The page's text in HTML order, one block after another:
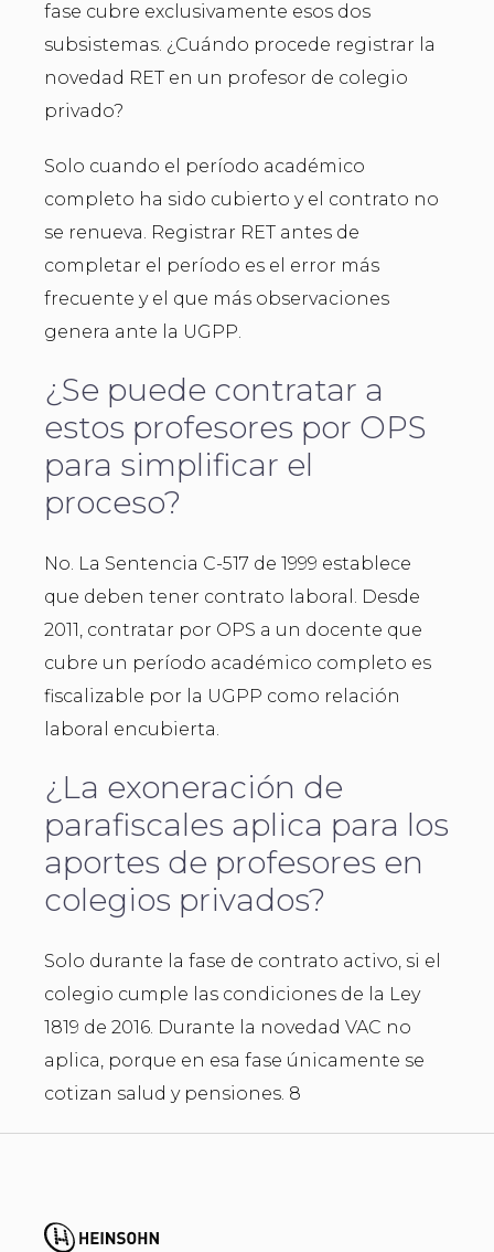
fase cubre exclusivamente esos dos
subsistemas. ¿Cuándo procede registrar la
novedad RET en un profesor de colegio
privado?
Solo cuando el período académico
completo ha sido cubierto y el contrato no
se renueva. Registrar RET antes de
completar el período es el error más
frecuente y el que más observaciones
genera ante la UGPP.
¿Se puede contratar a
estos profesores por OPS
para simplificar el
proceso?
No. La Sentencia C-517 de 1999 establece
que deben tener contrato laboral. Desde
2011, contratar por OPS a un docente que
cubre un período académico completo es
fiscalizable por la UGPP como relación
laboral encubierta.
¿La exoneración de
parafiscales aplica para los
aportes de profesores en
colegios privados?
Solo durante la fase de contrato activo, si el
colegio cumple las condiciones de la Ley
1819 de 2016. Durante la novedad VAC no
aplica, porque en esa fase únicamente se
cotizan salud y pensiones. 8